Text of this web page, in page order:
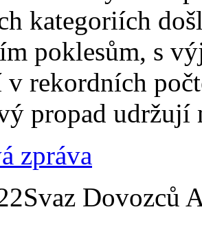
kategoriích
poklesům, s
rekordních
propad udržují
zpráva
Svaz Dovozců